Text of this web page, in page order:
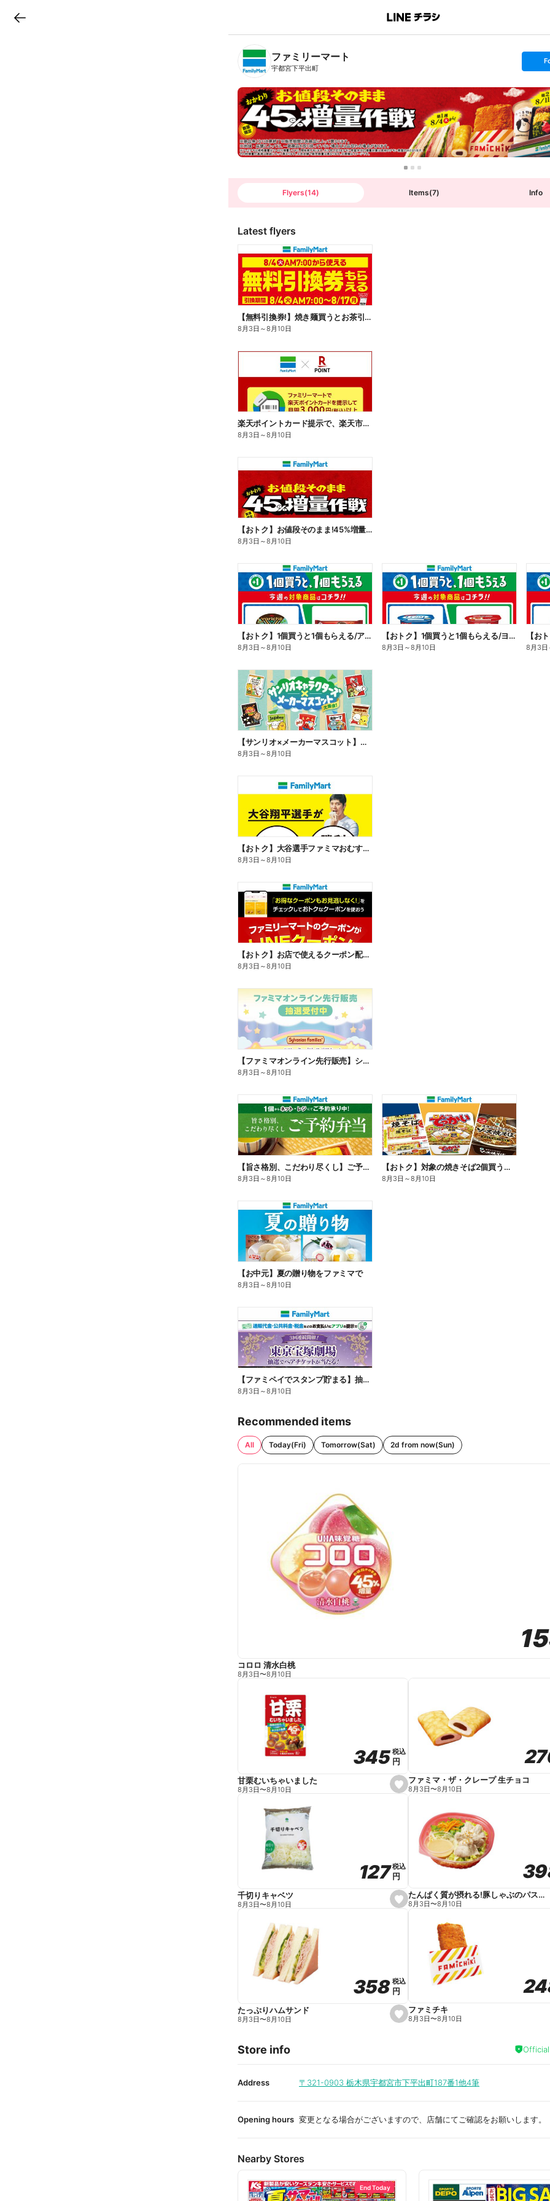
B
n
T
ファミリーマート
宇都宮下平出町
s
t
o
l
l
o
w
Flyers(14) Items(7) Info
Latest flyers
【無料引換券!】焼き麺買うとお茶引換券貰える!
8月3日 ～8月10日
楽天ポイントカード提示で、楽天市場でのお買い物がおトクに!
8月3日 ～8月10日
【おトク】お値段そのまま!45%増量作戦!
8月3日 ～8月10日
【おトク】1個買うと1個もらえる/アイス
8月3日 ～8月10日
【おトク】1個買うと1個もらえる/ヨーグルト
8月3日 ～8月10日
【お
8月3日
【サンリオ×メーカーマスコット】オリジナルグッズ貰える!
8月3日 ～8月10日
【おトク】大谷選手ファミマおむすび割
8月3日 ～8月10日
【おトク】お店で使えるクーポン配信中
8月3日 ～8月10日
【ファミマオンライン先行販売】シルバニアファミリー
8月3日 ～8月10日
【旨さ格別、こだわり尽くし】ご予約弁当
8月3日 ～8月10日
【おトク】対象の焼きそば2個買うと100円引き!
8月3日 ～8月10日
【お中元】夏の贈り物をファミマで
8月3日 ～8月10日
【ファミペイでスタンプ貯まる】抽選でペアチケットが当たる!
8月3日 ～8月10日
Recommended items
All Today(Fri) Tomorrow(Sat) 2d from now(Sun)
コロロ 清水白桃
8月3日〜8月10日
s
e
e
345
345税込
税込
円
円
甘栗むいちゃいました
8月3日〜8月10日
ファミマ・ザ・クレープ 生チョコ
8月3日〜8月10日
s
e
e
127
127税込
税込
円
円
千切りキャベツ
8月3日〜8月10日
たんぱく質が摂れる!豚しゃぶのパスタサラダ
8月3日〜8月10日
s
e
i
t
358
358税込
税込
円
円
たっぷりハムサンド
8月3日〜8月10日
ファミチキ
8月3日〜8月10日
Store info
Address 〒321-0903 栃木県宇都宮市下平出町187番1他4筆
Opening hours 変更となる場合がございますので、店舗にてご確認をお願いします。
Nearby Stores
End Today